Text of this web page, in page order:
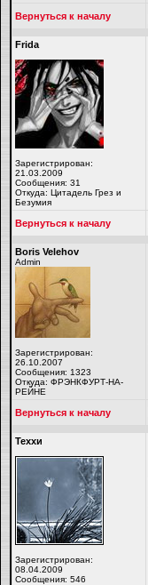
Вернуться к началу
Frida
Зарегистрирован:
21.03.2009
Сообщения: 31
Откуда: Цитадель Грез и
Безумия
Вернуться к началу
Boris Velehov
Admin
Зарегистрирован:
26.10.2007
Сообщения: 1323
Откуда: ФРЭНКФУРТ-НА-
РЕЙНЕ
Вернуться к началу
Теххи
Зарегистрирован:
08.04.2009
Сообщения: 546